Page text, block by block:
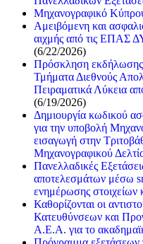
Μηχανογραφικό
Αμειβόμενη και
αιχμής από τις ΕΠΑΣ
(6/22/2026)
Πρόσκληση εκδήλωσης
Τμήματα Διεθνούς
Πειραματικά Λύκεια
(6/19/2026)
Δημιουργία κωδικού
για την υποβολή
εισαγωγή στην
Μηχανογραφικού
Πανελλαδικές
αποτελεσμάτων μέσω
ενημέρωσης στοιχείων
Καθορίζονται οι
Κατευθύνσεων και
Α.Ε.Α. για το